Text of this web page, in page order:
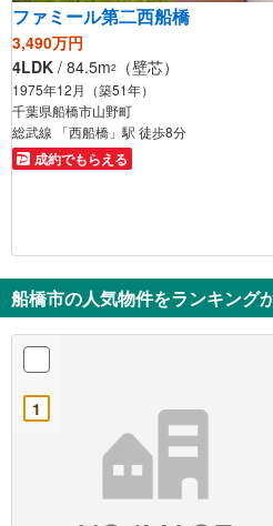
ファミール第二西船橋
3,490万円
4LDK / 84.5m2 （壁芯）
1975年12月（築51年）
千葉県船橋市山野町
総武線 「西船橋」駅 徒歩8分
成約でもらえる
船橋市の人気物件をランキング
1